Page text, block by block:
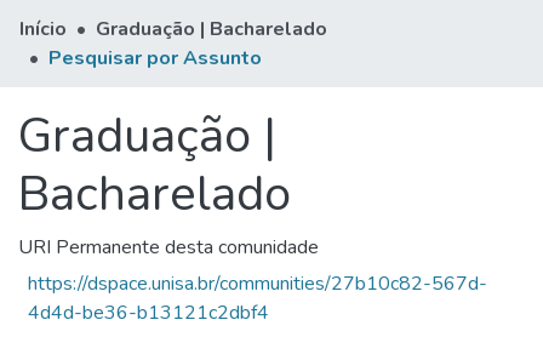
Início
Graduação | Bacharelado
Pesquisar por Assunto
Graduação |
Bacharelado
URI Permanente desta comunidade
https://dspace.unisa.br/communities/27b10c82-567d-
4d4d-be36-b13121c2dbf4